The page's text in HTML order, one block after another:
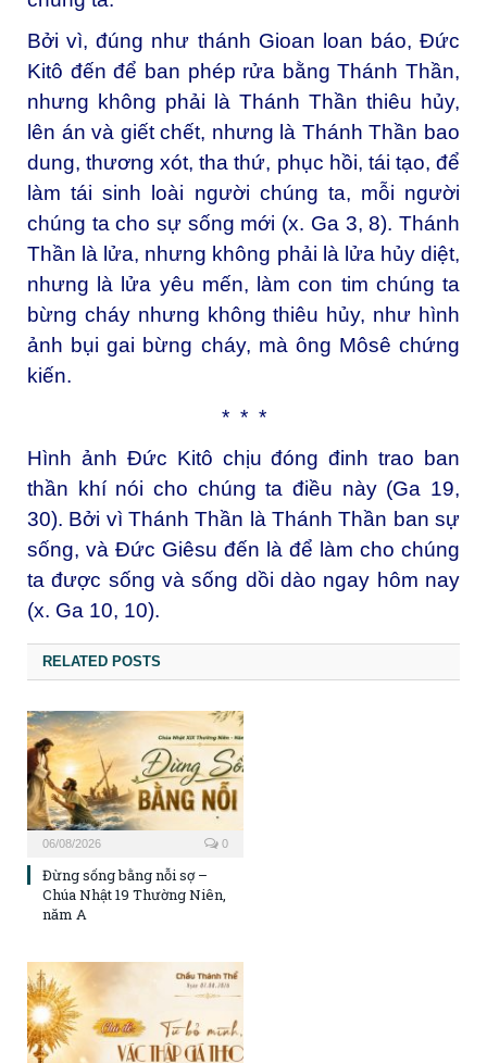
Bởi vì, đúng như thánh Gioan loan báo, Đức
Kitô đến để ban phép rửa bằng Thánh Thần,
nhưng không phải là Thánh Thần thiêu hủy,
lên án và giết chết, nhưng là Thánh Thần bao
dung, thương xót, tha thứ, phục hồi, tái tạo, để
làm tái sinh loài người chúng ta, mỗi người
chúng ta cho sự sống mới (x. Ga 3, 8). Thánh
Thần là lửa, nhưng không phải là lửa hủy diệt,
nhưng là lửa yêu mến, làm con tim chúng ta
bừng cháy nhưng không thiêu hủy, như hình
ảnh bụi gai bừng cháy, mà ông Môsê chứng
kiến.
* * *
Hình ảnh Đức Kitô chịu đóng đinh trao ban
thần khí nói cho chúng ta điều này (Ga 19,
30). Bởi vì Thánh Thần là Thánh Thần ban sự
sống, và Đức Giêsu đến là để làm cho chúng
ta được sống và sống dồi dào ngay hôm nay
(x. Ga 10, 10).
RELATED POSTS
06/08/2026 0
Đừng sống bằng nỗi sợ –
Chúa Nhật 19 Thường Niên,
năm A